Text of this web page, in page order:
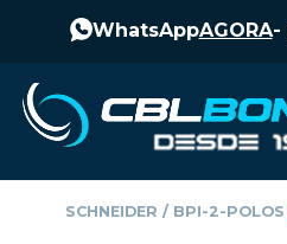
WhatsAppAGORA-
SCHNEIDER ‎ / ‎ BPI-2-POLOS